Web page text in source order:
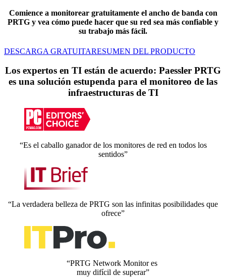
Comience a monitorear gratuitamente el ancho de banda con
PRTG y vea cómo puede hacer que su red sea más confiable y
su trabajo más fácil.
DESCARGA GRATUITARESUMEN DEL PRODUCTO
Los expertos en TI están de acuerdo: Paessler PRTG
es una solución estupenda para el monitoreo de las
infraestructuras de TI
“Es el caballo ganador de los monitores de red en todos los
sentidos”
“La verdadera belleza de PRTG son las infinitas posibilidades que
ofrece”
“PRTG Network Monitor es
muy difícil de superar”